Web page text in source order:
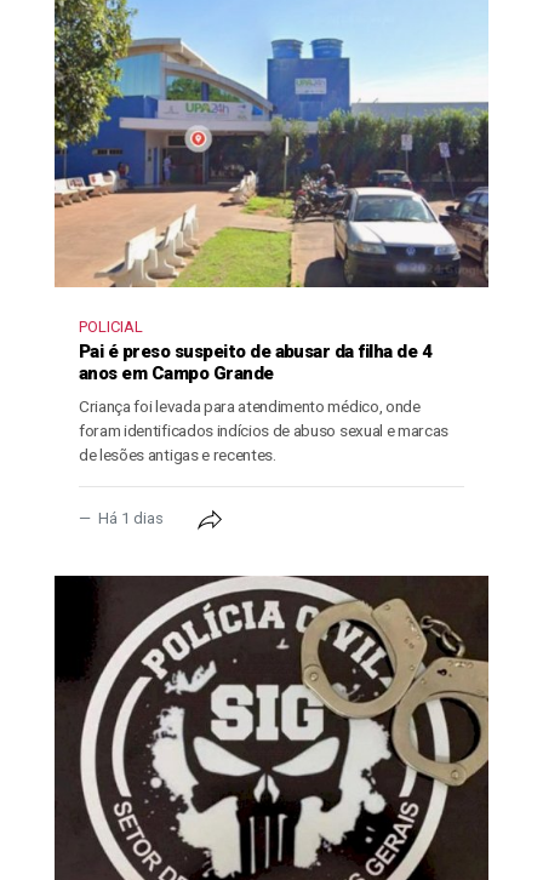
POLICIAL
Pai é preso suspeito de abusar da filha de 4
anos em Campo Grande
Criança foi levada para atendimento médico, onde
foram identificados indícios de abuso sexual e marcas
de lesões antigas e recentes.
Há 1 dias